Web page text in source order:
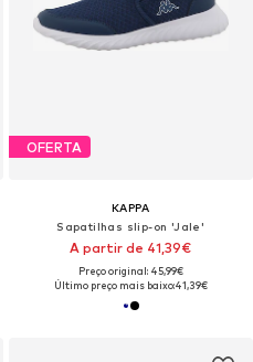
OFERTA
KAPPA
Sapatilhas slip-on 'Jale'
A partir de 41,39€
Preço original: 45,99€
Último preço mais baixo:41,39€